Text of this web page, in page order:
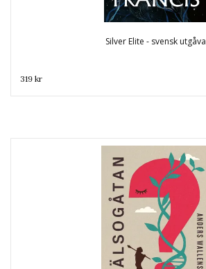
Silver Elite - svensk utgåva
319 kr